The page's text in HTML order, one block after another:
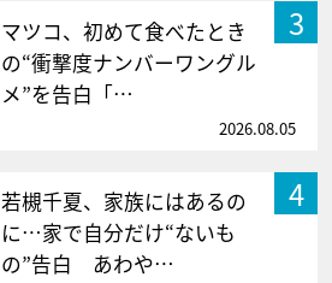
3
マツコ、初めて食べたとき
の“衝撃度ナンバーワングル
メ”を告白「…
2026.08.05
4
若槻千夏、家族にはあるの
に…家で自分だけ“ないも
の”告白 あわや…